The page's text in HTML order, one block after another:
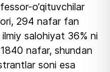
o‘qituvchilar
294 nafar fan
salohiyat 36% ni
nafar, shundan
soni esa